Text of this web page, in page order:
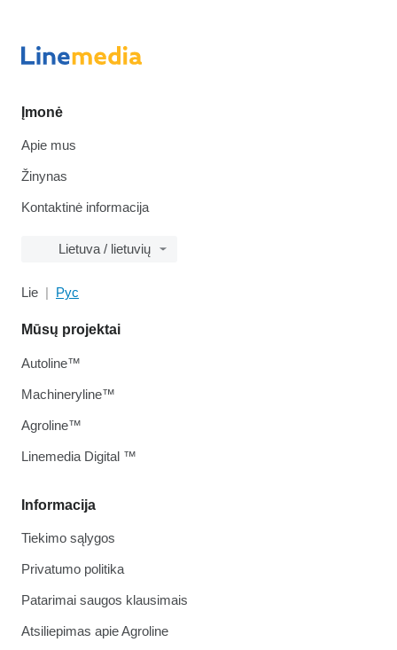
Įmonė
Apie mus
Žinynas
Kontaktinė informacija
Lietuva / lietuvių
Lie Рус
Informacija
Tiekimo sąlygos
Privatumo politika
Patarimai saugos klausimais
Atsiliepimas apie Agroline
Mūsų projektai
Autoline™
Machineryline™
Agroline™
Linemedia Digital ™